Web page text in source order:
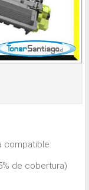
compatible.
de cobertura)